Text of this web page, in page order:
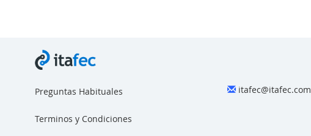
Preguntas Habituales
Terminos y Condiciones
itafec@itafec.com